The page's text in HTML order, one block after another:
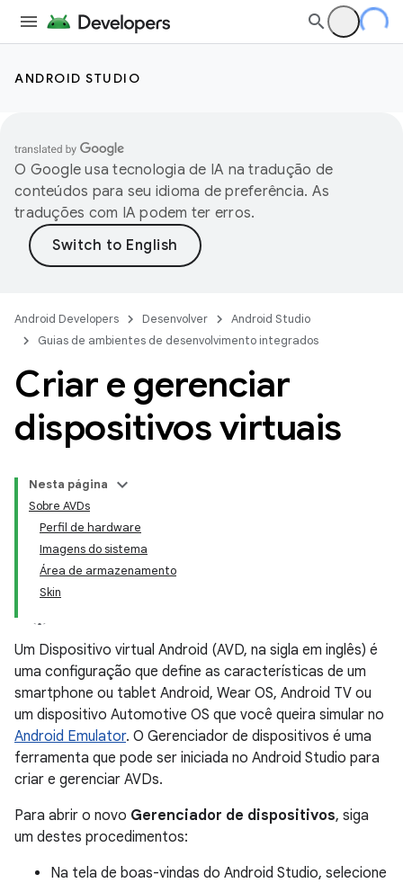
ANDROID STUDIO
O Google usa tecnologia de IA na tradução de
conteúdos para seu idioma de preferência. As
traduções com IA podem ter erros.
Android Developers Desenvolver
Android Studio
Guias de ambientes de desenvolvimento integrados
Criar e gerenciar
dispositivos virtuais
Nesta página
Sobre AVDs
Perfil de hardware
Imagens do sistema
Área de armazenamento
Skin
Um Dispositivo virtual Android (AVD, na sigla em inglês) é
uma configuração que define as características de um
smartphone ou tablet Android, Wear OS, Android TV ou
um dispositivo Automotive OS que você queira simular no
Android Emulator. O Gerenciador de dispositivos é uma
ferramenta que pode ser iniciada no Android Studio para
criar e gerenciar AVDs.
Para abrir o novo Gerenciador de dispositivos, siga
um destes procedimentos:
Na tela de boas-vindas do Android Studio, selecione